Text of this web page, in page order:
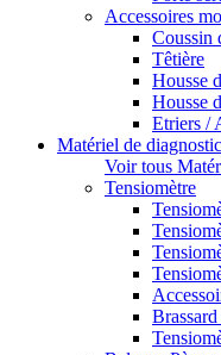
Accessoires
Coussin
Têtière
Housse
Housse
Etriers /
Matériel de diagnostic
Voir tous
Tensiomètre